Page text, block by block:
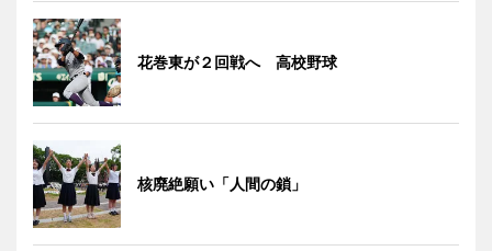
花巻東が２回戦へ 高校野球
核廃絶願い「人間の鎖」